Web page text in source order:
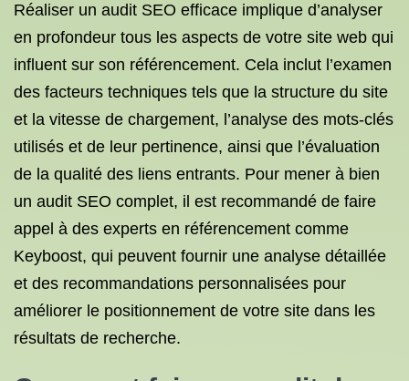
Réaliser un audit SEO efficace implique d’analyser
en profondeur tous les aspects de votre site web qui
influent sur son référencement. Cela inclut l’examen
des facteurs techniques tels que la structure du site
et la vitesse de chargement, l’analyse des mots-clés
utilisés et de leur pertinence, ainsi que l’évaluation
de la qualité des liens entrants. Pour mener à bien
un audit SEO complet, il est recommandé de faire
appel à des experts en référencement comme
Keyboost, qui peuvent fournir une analyse détaillée
et des recommandations personnalisées pour
améliorer le positionnement de votre site dans les
résultats de recherche.